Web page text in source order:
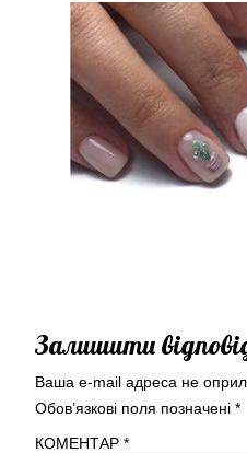
Залишити
Ваша e-mail адреса не
Обов’язкові поля позначені *
КОМЕНТАР *